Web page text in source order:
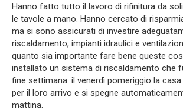
Hanno fatto tutto il lavoro di rifinitura da
le tavole a mano. Hanno cercato di
ma si sono assicurati di investire
riscaldamento, impianti idraulici e
quanto sia importante fare bene queste
installato un sistema di riscaldamento che
fine settimana: il venerdì pomeriggio la
per il loro arrivo e si spegne
mattina.